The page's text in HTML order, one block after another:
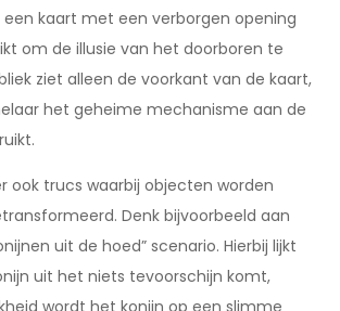
een kaart met een verborgen opening
om de illusie van het doorboren te
ziet alleen de voorkant van de kaart,
het geheime mechanisme aan de
ook trucs waarbij objecten worden
Denk bijvoorbeeld aan
uit de hoed” scenario. Hierbij lijkt
uit het niets tevoorschijn komt,
wordt het konijn op een slimme